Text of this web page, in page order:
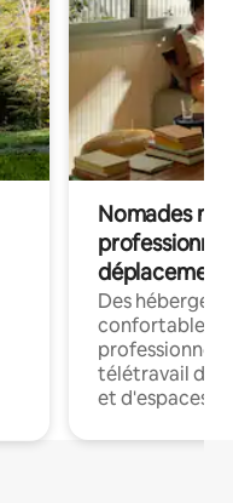
Nomades
déplacement
Des
confortables
professionnels
télétravail
et d'espaces